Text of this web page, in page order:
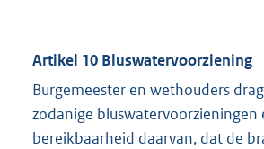
Artikel 10 Bluswatervoorziening
Burgemeester en wethouders
zodanige bluswatervoorzieningen
bereikbaarheid daarvan, dat de